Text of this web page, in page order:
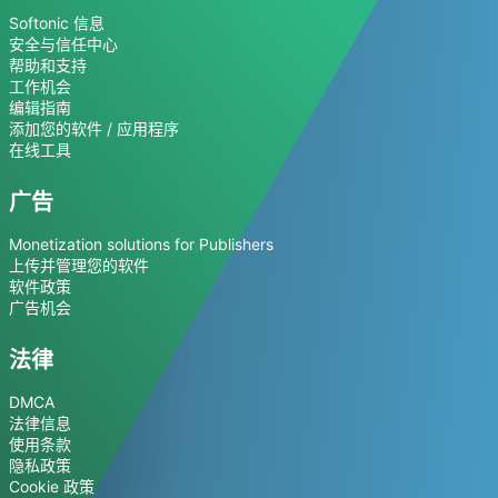
Softonic 信息
安全与信任中心
帮助和支持
工作机会
编辑指南
添加您的软件 / 应用程序
在线工具
广告
Monetization solutions for Publishers
上传并管理您的软件
软件政策
广告机会
法律
DMCA
法律信息
使用条款
隐私政策
Cookie 政策